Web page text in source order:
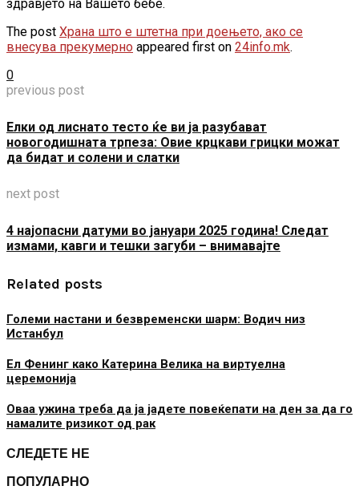
здравјето на Вашето бебе.
The post Храна што е штетна при доењето, ако се
внесува прекумерно appeared first on 24info.mk.
0
previous post
Елки од лиснато тесто ќе ви ја разубават
новогодишната трпеза: Овие крцкави грицки можат
да бидат и солени и слатки
next post
4 најопасни датуми во јануари 2025 година! Следат
измами, кавги и тешки загуби – внимавајте
Related posts
Големи настани и безвременски шарм: Водич низ
Истанбул
Ел Фенинг како Катерина Велика на виртуелна
церемонија
Оваа ужина треба да ја јадете повеќепати на ден за да го
намалите ризикот од рак
СЛЕДЕТЕ НЕ
ПОПУЛАРНО